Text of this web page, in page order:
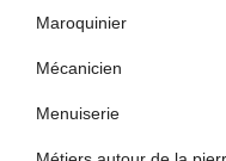
Maroquinier
Mécanicien
Menuiserie